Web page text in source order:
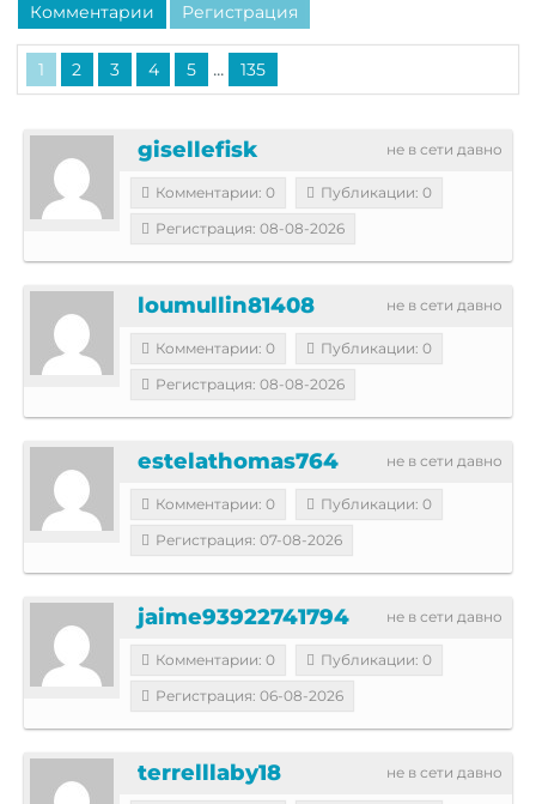
Комментарии
Регистрация
1 2 3 4 5 ... 135
не в сети давно
gisellefisk
Комментарии: 0
Публикации: 0
Регистрация: 08-08-2026
не в сети давно
loumullin81408
Комментарии: 0
Публикации: 0
Регистрация: 08-08-2026
не в сети давно
estelathomas764
Комментарии: 0
Публикации: 0
Регистрация: 07-08-2026
не в сети давно
jaime93922741794
Комментарии: 0
Публикации: 0
Регистрация: 06-08-2026
не в сети давно
terrelllaby18